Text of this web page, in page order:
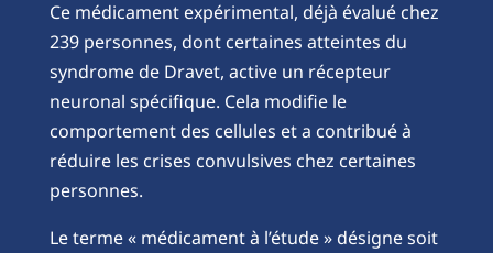
Ce médicament expérimental, déjà évalué chez
239 personnes, dont certaines atteintes du
syndrome de Dravet, active un récepteur
neuronal spécifique. Cela modifie le
comportement des cellules et a contribué à
réduire les crises convulsives chez certaines
personnes.
Le terme « médicament à l’étude » désigne soit